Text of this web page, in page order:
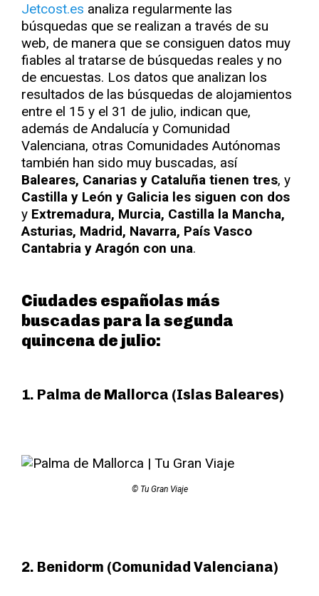
Jetcost.es analiza regularmente las
búsquedas que se realizan a través de su
web, de manera que se consiguen datos muy
fiables al tratarse de búsquedas reales y no
de encuestas. Los datos que analizan los
resultados de las búsquedas de alojamientos
entre el 15 y el 31 de julio, indican que,
además de Andalucía y Comunidad
Valenciana, otras Comunidades Autónomas
también han sido muy buscadas, así
Baleares, Canarias y Cataluña tienen tres, y
Castilla y León y Galicia les siguen con dos
y Extremadura, Murcia, Castilla la Mancha,
Asturias, Madrid, Navarra, País Vasco
Cantabria y Aragón con una.
Ciudades españolas más
buscadas para la segunda
quincena de julio:
1. Palma de Mallorca (Islas Baleares)
© Tu Gran Viaje
2. Benidorm (Comunidad Valenciana)